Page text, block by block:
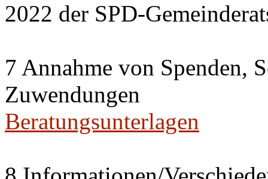
2022 der SPD-
7 Annahme von Spenden,
Zuwendungen
Beratungsunterlagen